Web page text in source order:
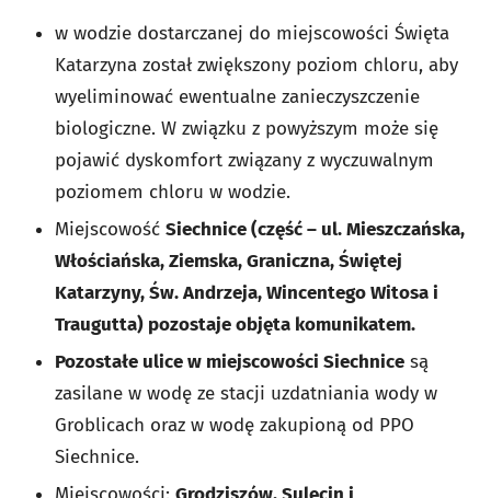
w wodzie dostarczanej do miejscowości Święta
Katarzyna został zwiększony poziom chloru, aby
wyeliminować ewentualne zanieczyszczenie
biologiczne. W związku z powyższym może się
pojawić dyskomfort związany z wyczuwalnym
poziomem chloru w wodzie.
Miejscowość Siechnice (część – ul. Mieszczańska,
Włościańska, Ziemska, Graniczna, Świętej
Katarzyny, Św. Andrzeja, Wincentego Witosa i
Traugutta) pozostaje objęta komunikatem.
Pozostałe ulice w miejscowości Siechnice są
zasilane w wodę ze stacji uzdatniania wody w
Groblicach oraz w wodę zakupioną od PPO
Siechnice.